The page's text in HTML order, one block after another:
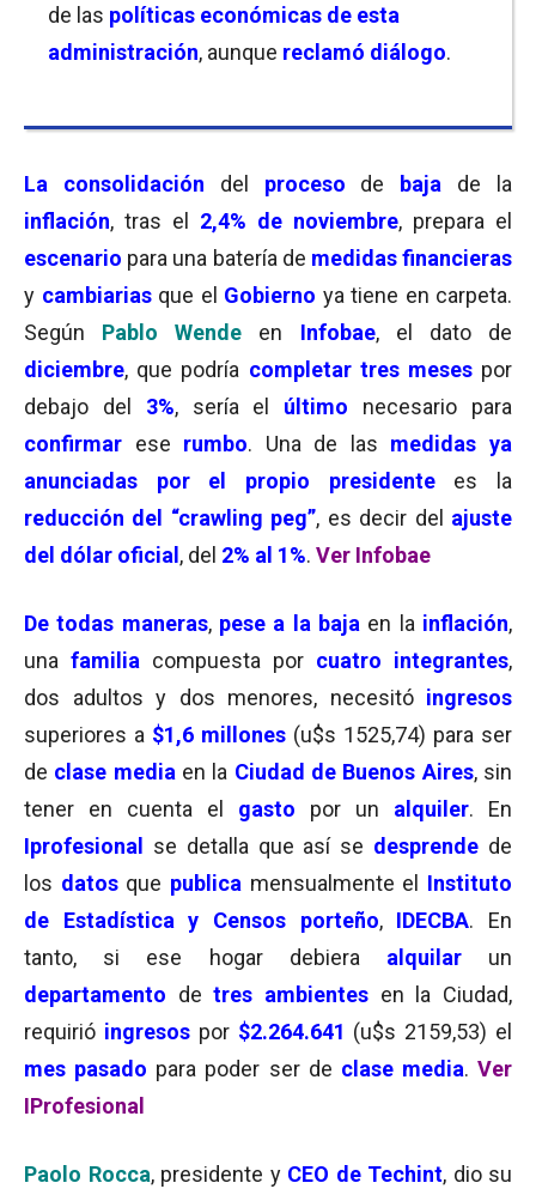
de las políticas económicas de esta
administración, aunque reclamó diálogo.
La consolidación del proceso de baja
de la
inflación, tras el 2,4% de noviembre, prepara el
escenario para una batería de medidas financieras
y cambiarias que el Gobierno ya tiene en carpeta.
Según Pablo Wende en Infobae, el dato de
diciembre, que podría completar tres meses por
debajo del 3%, sería el último
necesario para
confirmar ese rumbo. Una de las medidas ya
anunciadas por el propio presidente
es la
reducción del “crawling peg”, es decir del ajuste
del dólar oficial , del 2% al 1%. Ver Infobae
De todas maneras, pese a la baja en la inflación,
una familia compuesta por cuatro integrantes,
dos adultos y dos menores, necesitó ingresos
superiores a $1,6 millones (u$s 1525,74) para ser
de clase media en la Ciudad de Buenos Aires, sin
tener en cuenta el gasto por un alquiler. En
Iprofesional
se detalla que así se desprende de
los datos que publica mensualmente el Instituto
de Estadística y Censos porteño, IDECBA. En
tanto, si ese hogar debiera alquilar
un
departamento detres ambientes en la Ciudad,
requirió ingresospor $2.264.641 (u$s 2159,53) el
mes pasado para poder ser de clase media. Ver
IProfesional
Paolo Rocca, presidente y CEO de Techint, dio su